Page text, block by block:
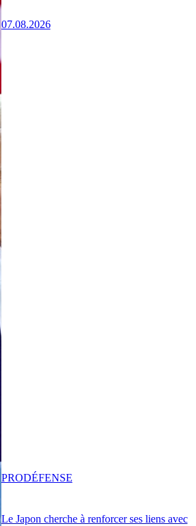
07.08.2026
Le Japon cherche à renforcer ses liens avec
PRODÉFENSE